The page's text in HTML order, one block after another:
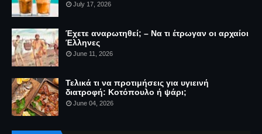
July 17, 2026
Έχετε αναρωτηθεί; – Να τι έτρωγαν οι αρχαίοι
Έλληνες
June 11, 2026
Τελικά τι να προτιμήσεις για υγιεινή
διατροφή: Κοτόπουλο ή ψάρι;
June 04, 2026